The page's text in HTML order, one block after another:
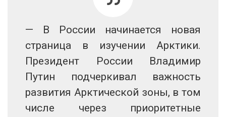
— В России начинается новая
страница в изучении Арктики.
Президент России Владимир
Путин подчеркивал важность
развития Арктической зоны, в том
числе через приоритетные